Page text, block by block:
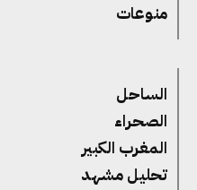
منوعات
الساحل
الصحراء
المغرب الكبير
تحليل مشهد